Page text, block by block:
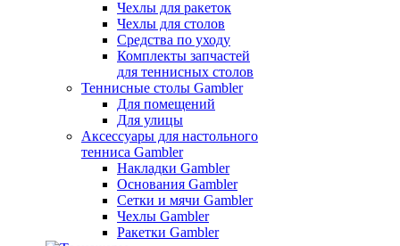
Чехлы для ракеток
Чехлы для столов
Средства по уходу
Комплекты запчастей
для теннисных столов
Теннисные столы Gambler
Для помещений
Для улицы
Аксессуары для настольного
тенниса Gambler
Накладки Gambler
Основания Gambler
Сетки и мячи Gambler
Чехлы Gambler
Ракетки Gambler